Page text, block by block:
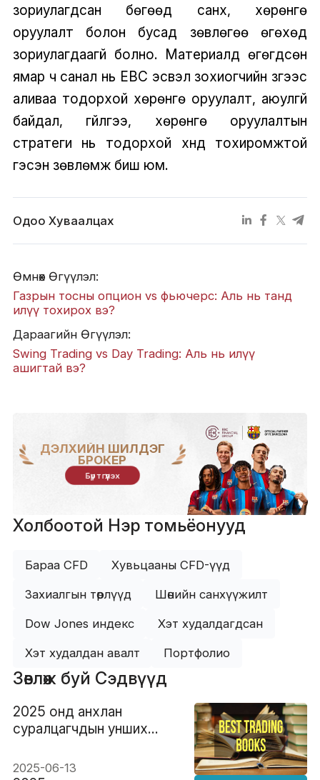
зориулагдсан бөгөөд санхүү, хөрөнгө
оруулалт болон бусад зөвлөгөө өгөхөд
зориулагдаагүй болно. Материалд өгөгдсөн
ямар ч санал нь EBC эсвэл зохиогчийн зүгээс
аливаа тодорхой хөрөнгө оруулалт, аюулгүй
байдал, гүйлгээ, хөрөнгө оруулалтын
стратеги нь тодорхой хүнд тохиромжтой
гэсэн зөвлөмж биш юм.
Одоо Хуваалцах
Өмнөх Өгүүлэл:
Газрын тосны опцион vs фьючерс: Аль нь танд
илүү тохирох вэ?
Дараагийн Өгүүлэл:
Swing Trading vs Day Trading: Аль нь илүү
ашигтай вэ?
ДЭЛХИЙН ШИЛДЭГ
БРОКЕР
Бүртгүүлэх
Холбоотой Нэр томьёонууд
Бараа CFD Хувьцааны CFD-үүд
Захиалгын төрлүүд Шөнийн санхүүжилт
Dow Jones индекс Хэт худалдагдсан
Хэт худалдан авалт Портфолио
Зөвлөж буй Сэдвүүд
2025 онд анхлан
суралцагчдын унших
шилдэг 10 ном
2025-06-13